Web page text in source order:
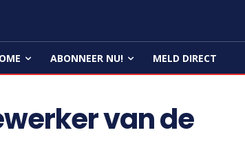
ABONNEER NU! MELD DIRECT
van de